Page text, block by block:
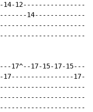
14-
17-15-17-15---|
17----------------17-|
|
|
|